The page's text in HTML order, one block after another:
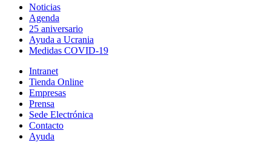
Noticias
Agenda
25 aniversario
Ayuda a Ucrania
Medidas COVID-19
Intranet
Tienda Online
Empresas
Prensa
Sede Electrónica
Contacto
Ayuda